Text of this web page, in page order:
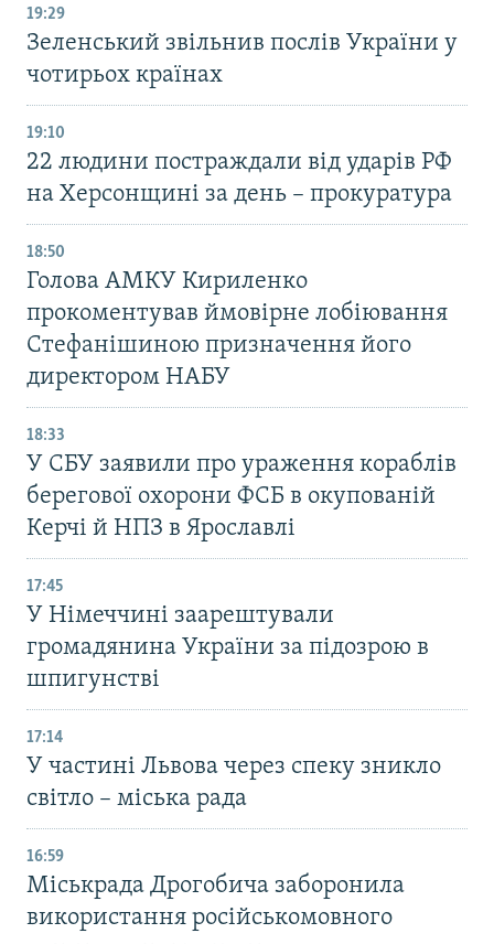
19:29
Зеленський звільнив послів України у
чотирьох країнах
19:10
22 людини постраждали від ударів РФ
на Херсонщині за день – прокуратура
18:50
Голова АМКУ Кириленко
прокоментував ймовірне лобіювання
Стефанішиною призначення його
директором НАБУ
18:33
У СБУ заявили про ураження кораблів
берегової охорони ФСБ в окупованій
Керчі й НПЗ в Ярославлі
17:45
У Німеччині заарештували
громадянина України за підозрою в
шпигунстві
17:14
У частині Львова через спеку зникло
світло – міська рада
16:59
Міськрада Дрогобича заборонила
використання російськомовного